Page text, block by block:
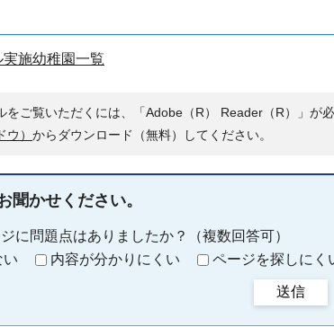
施幼稚園一覧
をご覧いただくには、「Adobe（R） Reader（R）」が
） からダウンロード（無料）してください。
聞かせください。
に問題点はありましたか？（複数回答可）
い
内容が分かりにくい ページを探しにく
送信